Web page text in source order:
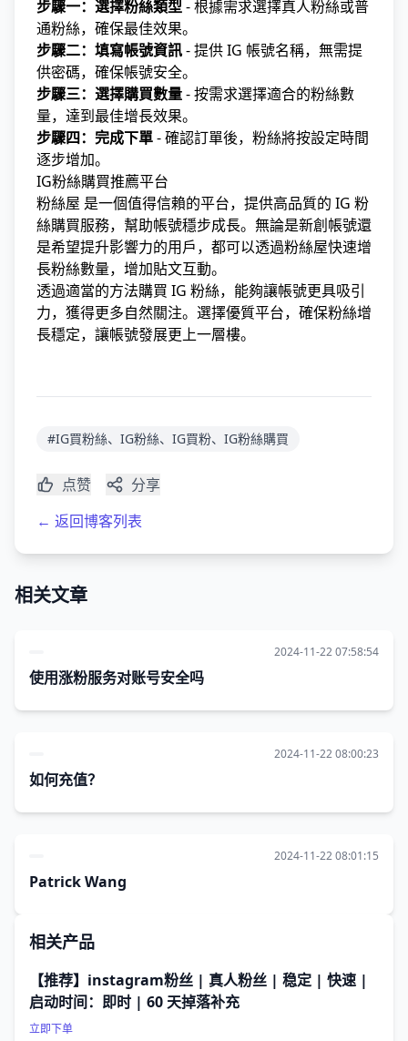
步驟一：選擇粉絲類型- 根據需求選擇真人粉絲或普
通粉絲，確保最佳效果。
步驟二：填寫帳號資訊- 提供 IG 帳號名稱，無需提
供密碼，確保帳號安全。
步驟三：選擇購買數量- 按需求選擇適合的粉絲數
量，達到最佳增長效果。
步驟四：完成下單- 確認訂單後，粉絲將按設定時間
逐步增加。
IG粉絲購買推薦平台
粉絲屋 是一個值得信賴的平台，提供高品質的 IG 粉
絲購買服務，幫助帳號穩步成長。無論是新創帳號還
是希望提升影響力的用戶，都可以透過粉絲屋快速增
長粉絲數量，增加貼文互動。
透過適當的方法購買 IG 粉絲，能夠讓帳號更具吸引
力，獲得更多自然關注。選擇優質平台，確保粉絲增
長穩定，讓帳號發展更上一層樓。
#IG買粉絲、IG粉絲、IG買粉、IG粉絲購買
点赞
分享
← 返回博客列表
相关文章
2024-11-22 07:58:54
使用涨粉服务对账号安全吗
2024-11-22 08:00:23
如何充值？
2024-11-22 08:01:15
Patrick Wang
相关产品
【推荐】instagram粉丝 | 真人粉丝 | 稳定 | 快速 |
启动时间：即时 | 60 天掉落补充
立即下单